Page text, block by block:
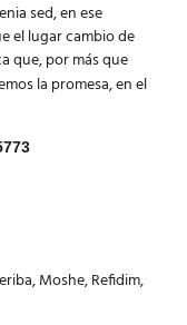
sed, en ese
el lugar cambio de
que, por más que
la promesa, en el
,Moshe,Refidim,